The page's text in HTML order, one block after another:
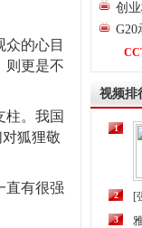
的心目
则更是不
柱。我国
狐狸敬
直有很强
创
G20
视频排
1
2 [
3